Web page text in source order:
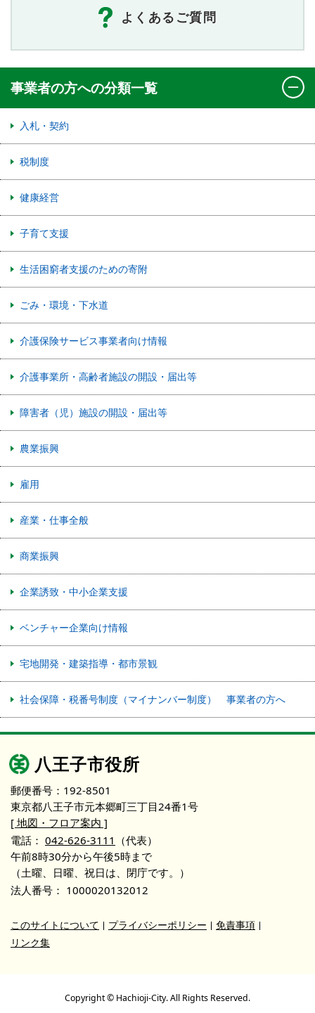
よくあるご質問
事業者の方への分類一覧
入札・契約
税制度
健康経営
子育て支援
生活困窮者支援のための寄附
ごみ・環境・下水道
介護保険サービス事業者向け情報
介護事業所・高齢者施設の開設・届出等
障害者（児）施設の開設・届出等
農業振興
雇用
産業・仕事全般
商業振興
企業誘致・中小企業支援
ベンチャー企業向け情報
宅地開発・建築指導・都市景観
社会保障・税番号制度（マイナンバー制度） 事業者の方へ
八王子市役所
郵便番号：192-8501
東京都八王子市元本郷町三丁目24番1号
[ 地図・フロア案内 ]
電話： 042-626-3111 （代表）
午前8時30分から午後5時まで
（土曜、日曜、祝日は、閉庁です。）
法人番号： 1000020132012
このサイトについて プライバシーポリシー
免責事項
リンク集
Copyright © Hachioji-City. All Rights Reserved.